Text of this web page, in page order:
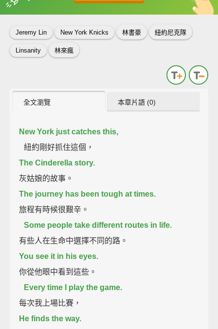
收錄佳句 中
英
Jeremy Lin New York Knicks 林書豪 紐約尼克隊
Linsanity 林來瘋
全文瀏覽 本章片語 (0)
New York just catches this,
紐約剛好抓住這個，
The Cinderella story.
灰姑娘的故事。
The journey has been tough at times.
旅程有時候很艱辛。
Some people take different routes in life.
有些人在生命中選擇不同的路。
You see it in his eyes.
你從他眼中看到這些。
Every time I play the game.
每次我上場比賽，
He finds the way.